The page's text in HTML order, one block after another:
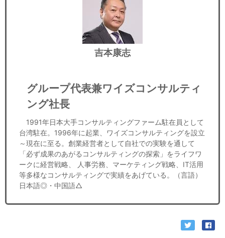
吉本康志
グループ代表兼ワイズコンサルティ
ング社長
1991年日本大手コンサルティングファーム駐在員として
台湾駐在。1996年に起業、ワイズコンサルティングを設立
～現在に至る。創業経営者として自社での実験を通して
「必ず成果のあがるコンサルティングの探索」をライフワ
ークに経営戦略、 人事労務、マーケティング戦略、IT活用
等多様なコンサルティングで実績をあげている。（言語）
日本語◎・中国語△